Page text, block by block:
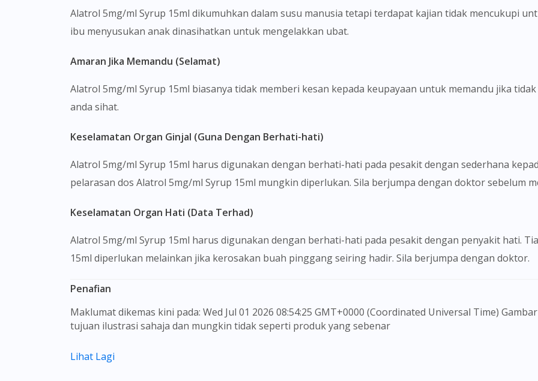
Alatrol 5mg/ml Syrup 15ml dikumuhkan dalam susu manusia tetapi terdapat kajian tidak mencukupi
ibu menyusukan anak dinasihatkan untuk mengelakkan ubat.
Amaran Jika Memandu (Selamat)
Alatrol 5mg/ml Syrup 15ml biasanya tidak memberi kesan kepada keupayaan untuk memandu jika
anda sihat.
Keselamatan Organ Ginjal (Guna Dengan Berhati-hati)
Alatrol 5mg/ml Syrup 15ml harus digunakan dengan berhati-hati pada pesakit dengan sederhana
pelarasan dos Alatrol 5mg/ml Syrup 15ml mungkin diperlukan. Sila berjumpa dengan doktor sebelum
Keselamatan Organ Hati (Data Terhad)
Alatrol 5mg/ml Syrup 15ml harus digunakan dengan berhati-hati pada pesakit dengan penyakit hati.
15ml diperlukan melainkan jika kerosakan buah pinggang seiring hadir. Sila berjumpa dengan doktor.
Penafian
Maklumat dikemas kini pada: Wed Jul 01 2026 08:54:25 GMT+0000 (Coordinated Universal Time) Gambar barangan yang ditunjukkan hanya untuk
tujuan ilustrasi sahaja dan mungkin tidak seperti produk yang sebenar
Kandungan laman web ini adalah bertujuan untuk memberi maklumat sahaja, bagi kegunaan para
Lihat Lagi